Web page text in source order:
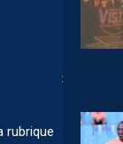
rubrique